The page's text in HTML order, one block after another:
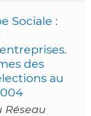
Sociale :
des
au
Réseau